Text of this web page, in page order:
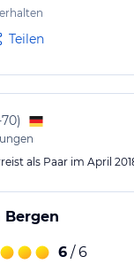
Teilen
)
als Paar im April
Bergen
6 / 6